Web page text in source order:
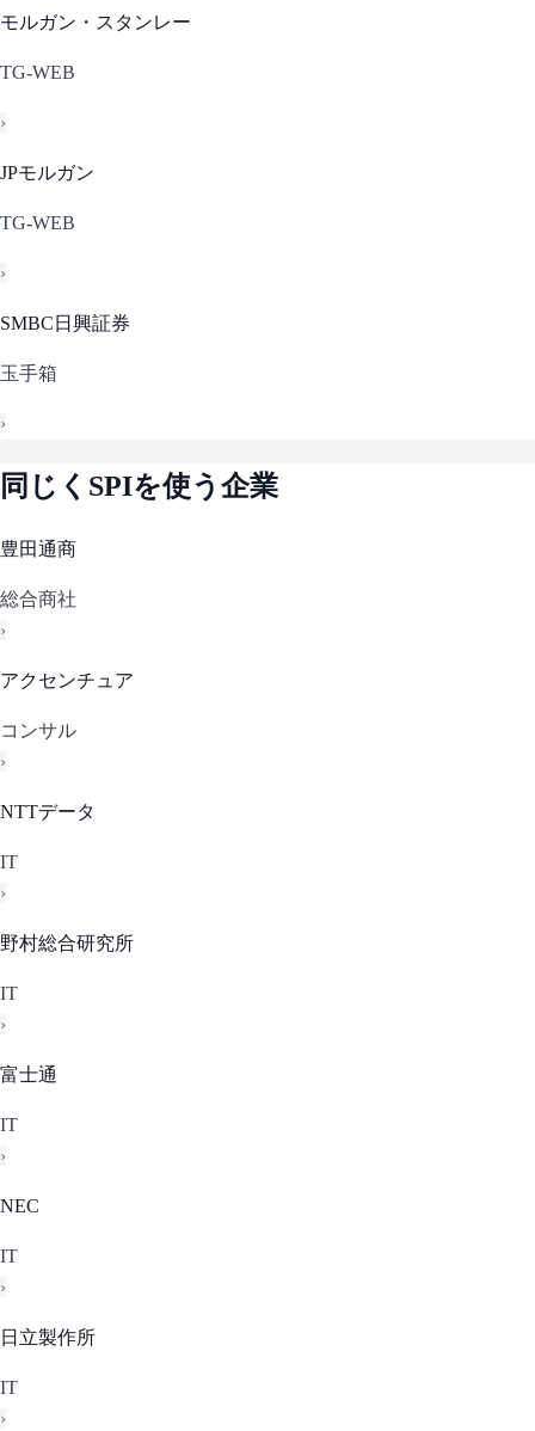
モルガン・スタンレー
TG-WEB
›
JPモルガン
TG-WEB
›
SMBC日興証券
玉手箱
›
同じく SPIを使う企業
豊田通商
総合商社
›
アクセンチュア
コンサル
›
NTTデータ
IT
›
野村総合研究所
IT
›
富士通
IT
›
NEC
IT
›
日立製作所
IT
›